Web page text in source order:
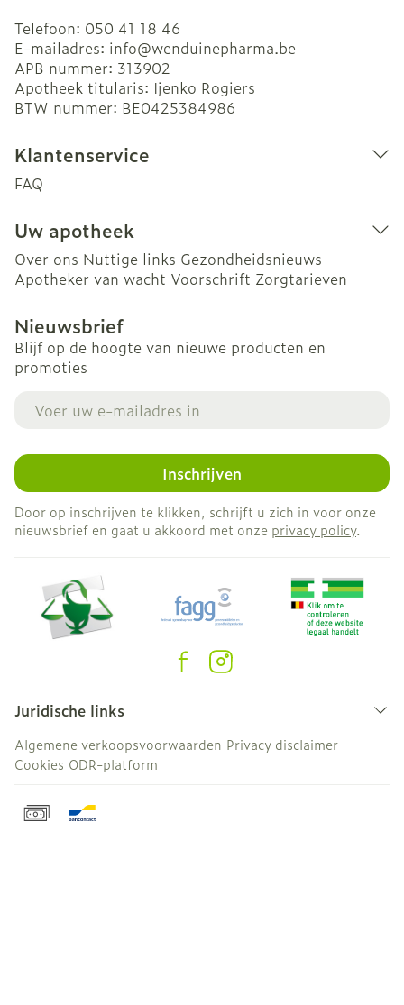
Telefoon: 050 41 18 46
E-mailadres: info@wenduinepharma.be
APB nummer: 313902
Apotheek titularis: Ijenko Rogiers
BTW nummer: BE0425384986
Klantenservice
FAQ
Uw apotheek
Over ons Nuttige links Gezondheidsnieuws
Apotheker van wacht Voorschrift Zorgtarieven
Nieuwsbrief
Blijf op de hoogte van nieuwe producten en
promoties
Inschrijven
Door op inschrijven te klikken, schrijft u zich in voor onze
nieuwsbrief en gaat u akkoord met onze privacy policy.
Juridische links
Algemene verkoopsvoorwaarden Privacy disclaimer
Cookies ODR-platform